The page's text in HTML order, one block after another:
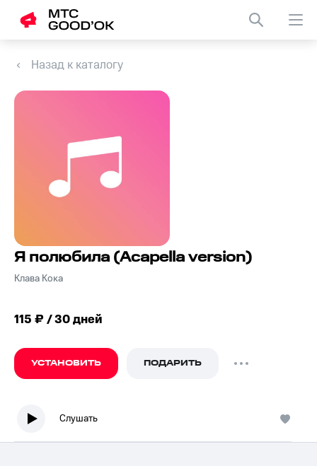
Назад к каталогу
Я полюбила (Acapella version)
Клава Кока
115 ₽ / 30 дней
УСТАНОВИТЬ ПОДАРИТЬ
Слушать